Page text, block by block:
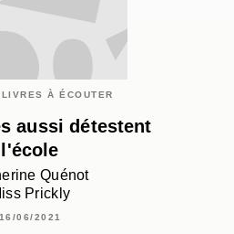
À ÉCOUTER
aussi détestent
l'école
Quénot
Prickly
16/06/2021